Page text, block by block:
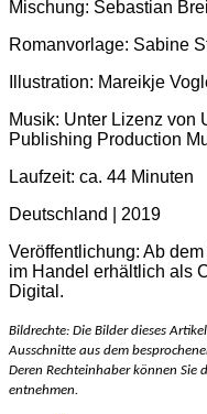
Mischung: Sebastian
Romanvorlage: Sabine
Illustration: Mareikje
Musik: Unter Lizenz von
Publishing Production
Laufzeit: ca. 44 Minuten
Deutschland | 2019
Veröffentlichung: Ab
im Handel erhältlich als
Digital.
Bildrechte: Die Bilder dieses
Ausschnitte aus dem
Deren Rechteinhaber können Sie
entnehmen.